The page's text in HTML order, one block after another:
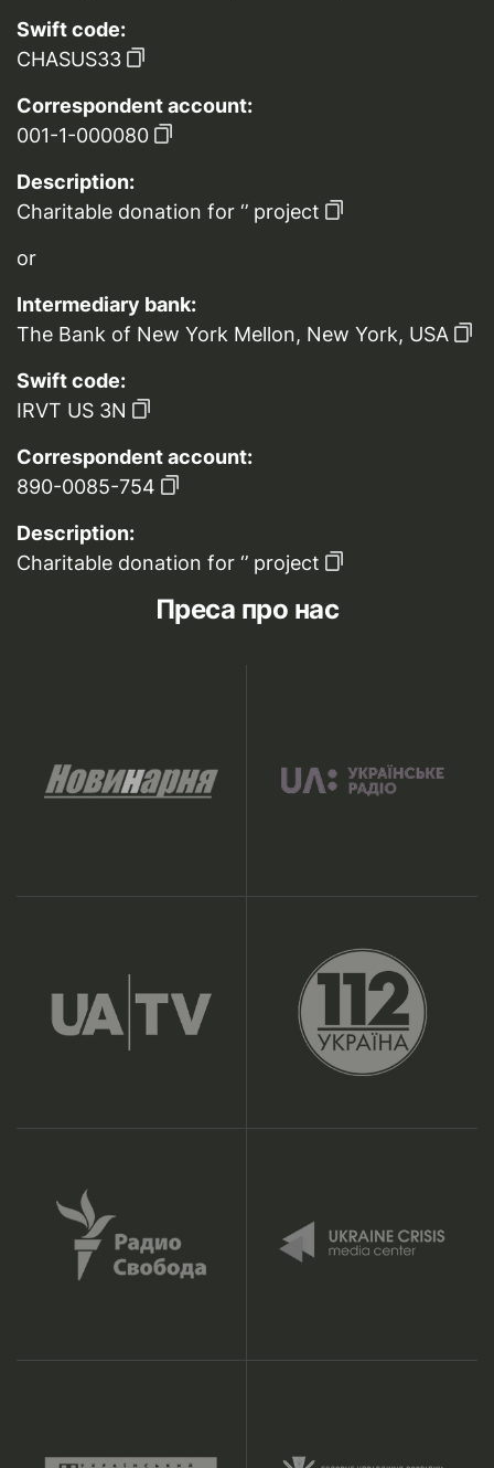
Swift code:
CHASUS33
Correspondent account:
001-1-000080
Description:
Charitable donation for ‘’ project
or
Intermediary bank:
The Bank of New York Mellon, New York, USA
Swift code:
IRVT US 3N
Correspondent account:
890-0085-754
Description:
Charitable donation for ‘’ project
Преса про нас